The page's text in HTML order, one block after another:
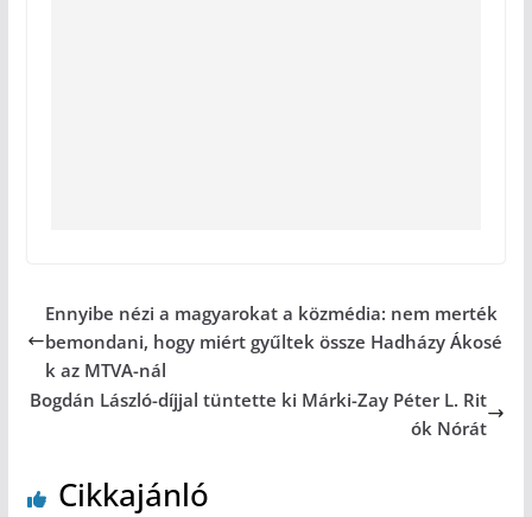
Ennyibe nézi a magyarokat a közmédia: nem merték
bemondani, hogy miért gyűltek össze Hadházy Ákosé
k az MTVA-nál
Bogdán László-díjjal tüntette ki Márki-Zay Péter L. Rit
ók Nórát
Cikkajánló